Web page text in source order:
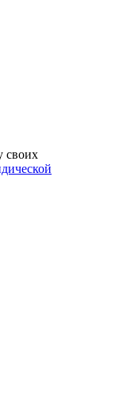
своих